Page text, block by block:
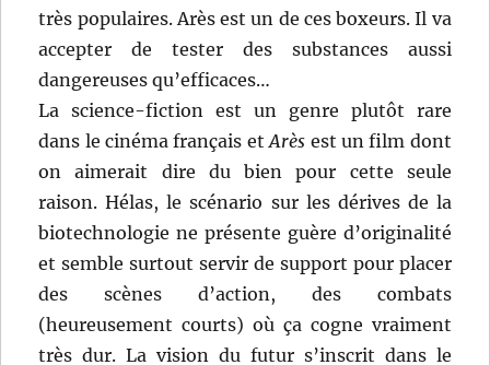
très populaires. Arès est un de ces boxeurs. Il va
accepter de tester des substances aussi
dangereuses qu’efficaces…
La science-fiction est un genre plutôt rare
dans le cinéma français etArès est un film dont
on aimerait dire du bien pour cette seule
raison. Hélas, le scénario sur les dérives de la
biotechnologie ne présente guère d’originalité
et semble surtout servir de support pour placer
des scènes d’action, des combats
(heureusement courts) où ça cogne vraiment
très dur. La vision du futur s’inscrit dans le